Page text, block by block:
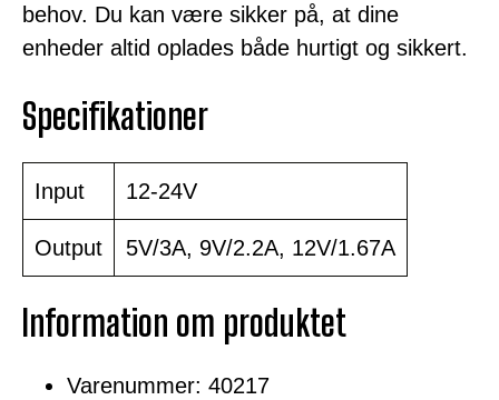
behov. Du kan være sikker på, at dine
enheder altid oplades både hurtigt og sikkert.
Specifikationer
Input 12-24V
Output 5V/3A, 9V/2.2A, 12V/1.67A
Information om produktet
Varenummer: 40217